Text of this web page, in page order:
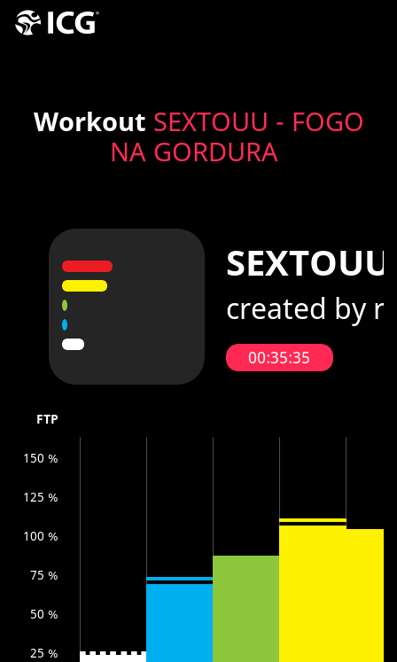
Workout SEXTOUU - FOGO
NA GORDURA